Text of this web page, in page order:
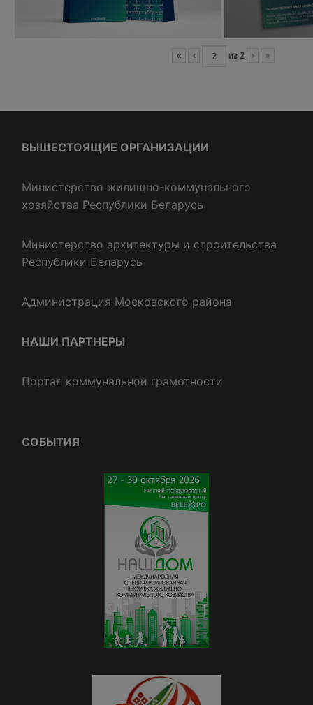
« ‹ из 2 › »
ВЫШЕСТОЯЩИЕ ОРГАНИЗАЦИИ
Министерство жилищно-коммунального
хозяйства Республики Беларусь
Министерство архитектуры и строительства
Республики Беларусь
Администрация Московского района
НАШИ ПАРТНЕРЫ
Портал коммунальной грамотности
СОБЫТИЯ